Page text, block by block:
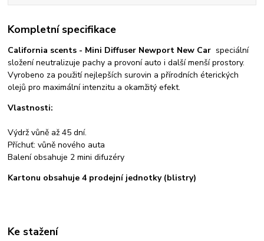
Kompletní specifikace
California scents - Mini Diffuser Newport New Car speciální
složení neutralizuje pachy a provoní auto i další menší prostory.
Vyrobeno za použití nejlepších surovin a přírodních éterických
olejů pro maximální intenzitu a okamžitý efekt.
Vlastnosti:
Výdrž vůně až 45 dní.
Příchuť: vůně nového auta
Balení obsahuje 2 mini difuzéry
Kartonu obsahuje 4 prodejní jednotky (blistry)
Ke stažení